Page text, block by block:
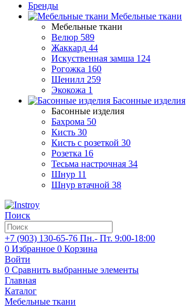
Бренды
Мебельные ткани
Мебельные ткани
Велюр 589
Жаккард 44
Искуственная замша 124
Рогожка 160
Шенилл 259
Экокожа 1
Басонные изделия
Басонные изделия
Бахрома 50
Кисть 30
Кисть с розеткой 30
Розетка 16
Тесьма настрочная 34
Шнур 11
Шнур втачной 38
Поиск
+7 (903) 130-65-76 Пн.- Пт. 9:00-18:00
0 Избранное 0 Корзина
Войти
0 Сравнить выбранные элементы
Главная
Каталог
Мебельные ткани